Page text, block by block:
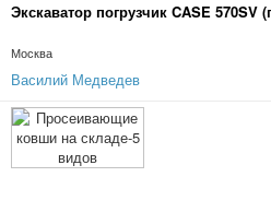
Экскаватор погрузчик CASE 570SV
Москва
Василий Медведев